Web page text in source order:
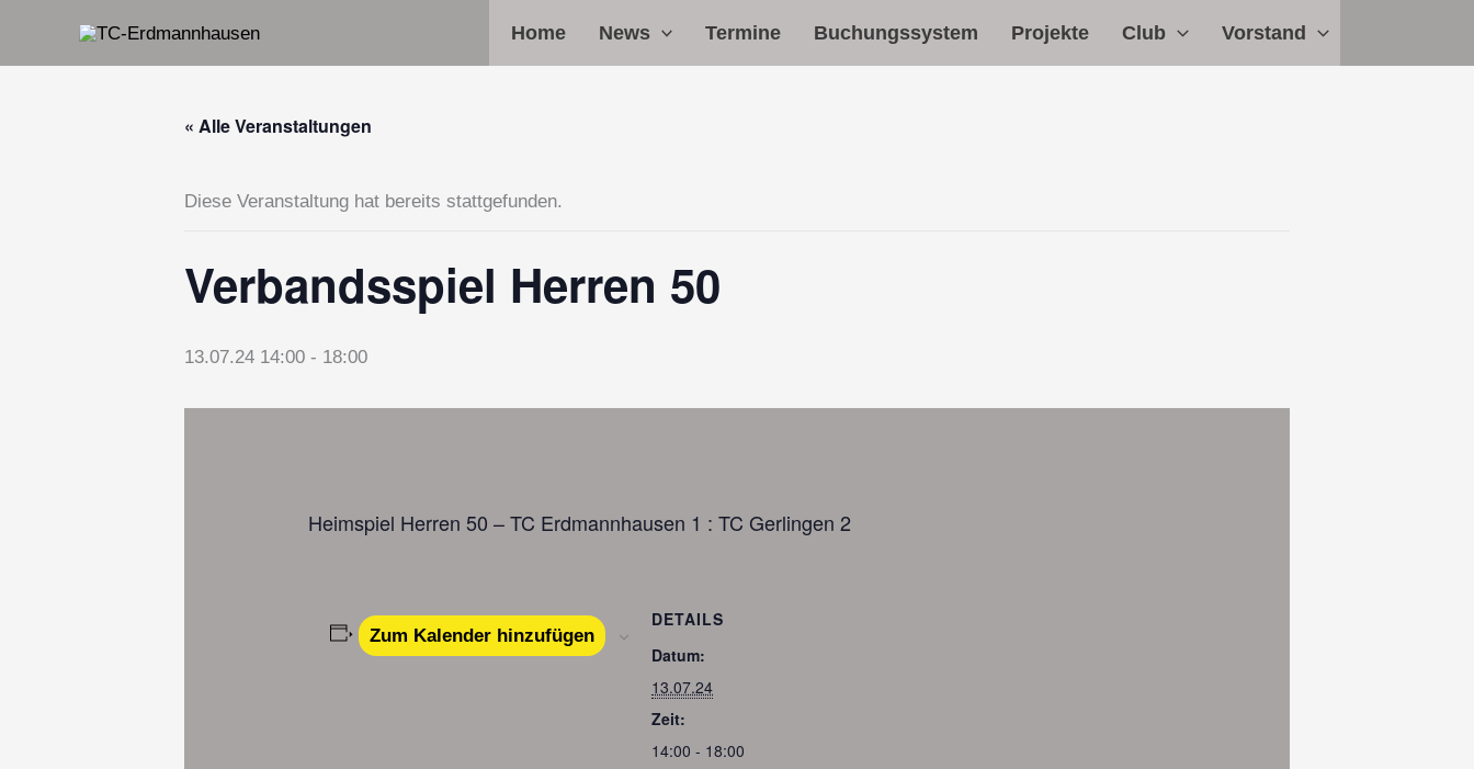
Home News Termine Buchungssystem Projekte Club Vorstand
« Alle Veranstaltungen
Diese Veranstaltung hat bereits stattgefunden.
Verbandsspiel Herren 50
13.07.24 14:00 - 18:00
Heimspiel Herren 50 – TC Erdmannhausen 1 : TC Gerlingen 2
Zum Kalender hinzufügen
DETAILS
Datum:
13.07.24
Zeit:
14:00 - 18:00